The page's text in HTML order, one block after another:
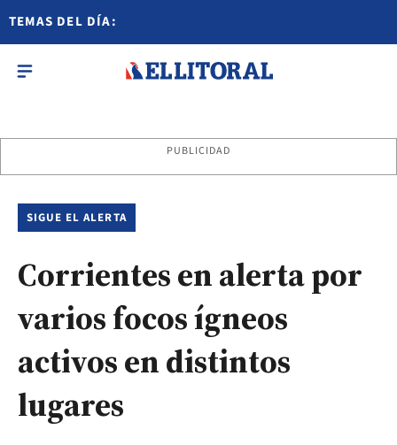
TEMAS DEL DÍA:
PUBLICIDAD
SIGUE EL ALERTA
Corrientes en alerta por
varios focos ígneos
activos en distintos
lugares